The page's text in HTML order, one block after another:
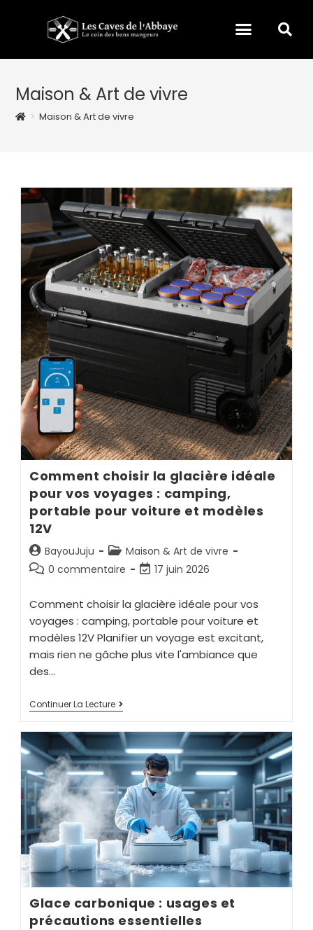
Maison & Art de vivre
> Maison & Art de vivre
Comment choisir la glacière idéale
pour vos voyages : camping,
portable pour voiture et modèles
12V
BayouJuju
Maison & Art de vivre
0 commentaire
17 juin 2026
Comment choisir la glacière idéale pour vos
voyages : camping, portable pour voiture et
modèles 12V Planifier un voyage est excitant,
mais rien ne gâche plus vite l'ambiance que
des…
Continuer La Lecture
Glace carbonique : usages et
précautions essentielles